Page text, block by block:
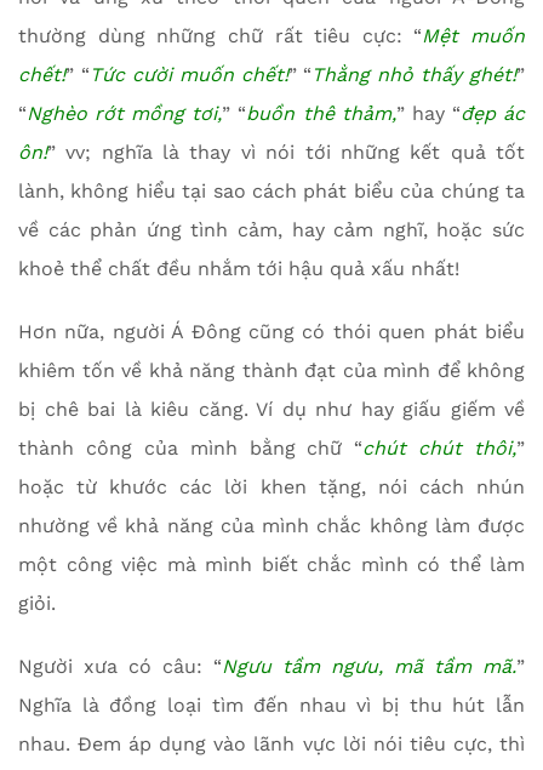
thường dùng những chữ rất tiêu cực: “Mệt muốn
chết!” “ Tức cười muốn chết!” “ Thằng nhỏ thấy ghét!”
“Nghèo rớt mồng tơi,” “buồn thê thảm,” hay “đẹp ác
ôn!” vv; nghĩa là thay vì nói tới những kết quả tốt
lành, không hiểu tại sao cách phát biểu của chúng ta
về các phản ứng tình cảm, hay cảm nghĩ, hoặc sức
khoẻ thể chất đều nhắm tới hậu quả xấu nhất!
Hơn nữa, người Á Đông cũng có thói quen phát biểu
khiêm tốn về khả năng thành đạt của mình để không
bị chê bai là kiêu căng. Ví dụ như hay giấu giếm về
thành công của mình bằng chữ “chút chút thôi,”
hoặc từ khước các lời khen tặng, nói cách nhún
nhường về khả năng của mình chắc không làm được
một công việc mà mình biết chắc mình có thể làm
giỏi.
Người xưa có câu: “Ngưu tầm ngưu, mã tầm mã.”
Nghĩa là đồng loại tìm đến nhau vì bị thu hút lẫn
nhau. Đem áp dụng vào lãnh vực lời nói tiêu cực, thì